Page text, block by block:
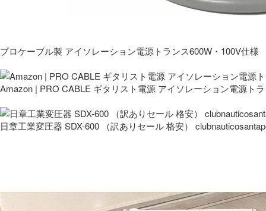
プロケーブル製 アイソレーション電源トランス600W・100V仕様
Amazon | PRO CABLE ギタリスト電源 アイソレーション電源ト
日章工業変圧器 SDX-600 （訳ありセール 格安）